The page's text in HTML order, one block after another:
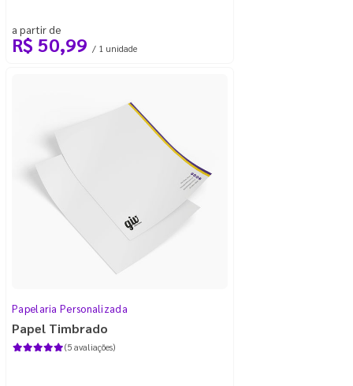
a partir de
R$ 50,99 / 1 unidade
Papelaria Personalizada
Papel Timbrado
(5 avaliações)